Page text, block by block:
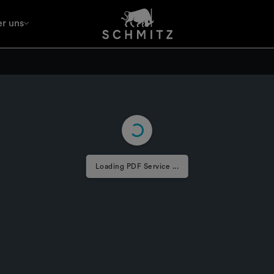
uns
Loading PDF Service ...